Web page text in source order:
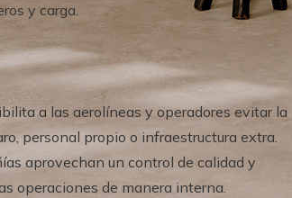
y carga.
a las aerolíneas y operadores evitar la
personal propio o infraestructura extra.
aprovechan un control de calidad y
operaciones de manera interna.